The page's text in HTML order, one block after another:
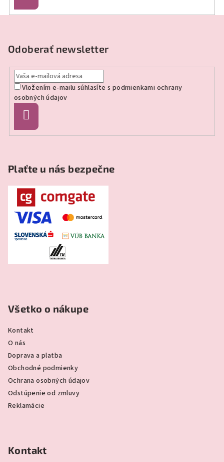
Odoberať newsletter
Vložením e-mailu súhlasíte s podmienkami ochrany
osobných údajov
Plaťte u nás bezpečne
Všetko o nákupe
Kontakt
O nás
Doprava a platba
Obchodné podmienky
Ochrana osobných údajov
Odstúpenie od zmluvy
Reklamácie
Kontakt